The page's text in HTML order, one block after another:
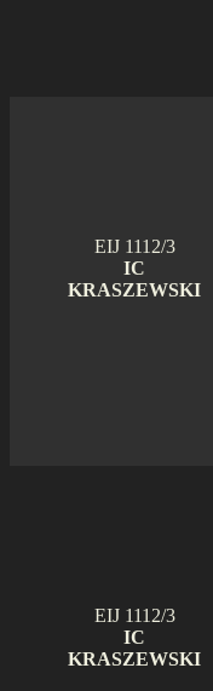
EIJ 1112/3
IC
KRASZEWSKI
EIJ 1112/3
IC
KRASZEWSKI